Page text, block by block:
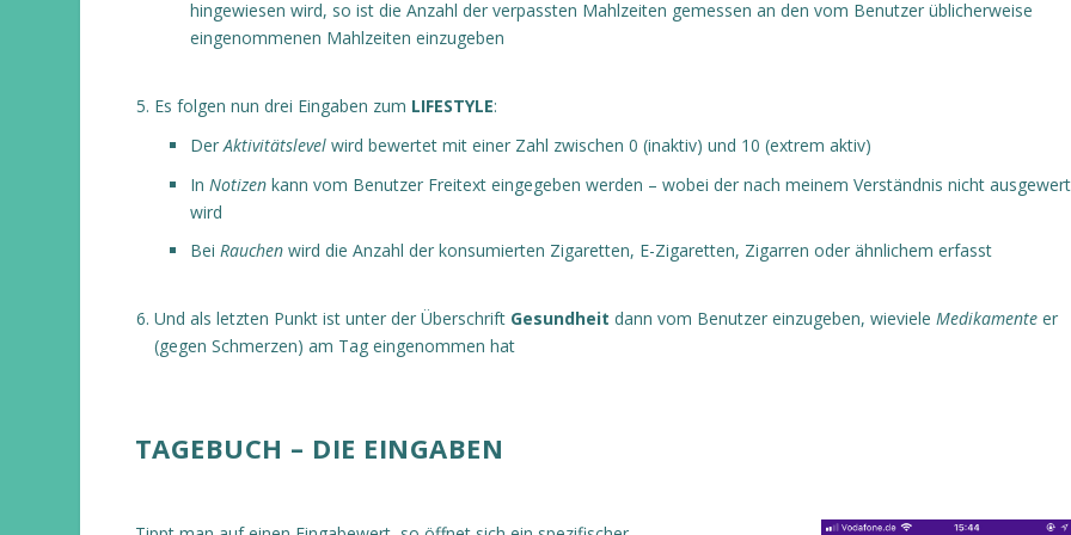
hingewiesen wird, so ist die Anzahl der verpassten Mahlzeiten gemessen an den vom Benutzer üblicherweise
eingenommenen Mahlzeiten einzugeben
Es folgen nun drei Eingaben zum LIFESTYLE:
DerAktivitätslevelwird bewertet mit einer Zahl zwischen 0 (inaktiv) und 10 (extrem aktiv)
In Notizenkann vom Benutzer Freitext eingegeben werden – wobei der nach meinem Verständnis nicht
wird
Bei Rauchenwird die Anzahl der konsumierten Zigaretten, E-Zigaretten, Zigarren oder ähnlichem erfasst
Und als letzten Punkt ist unter der Überschrift Gesundheit dann vom Benutzer einzugeben, wieviele Medikamenteer
(gegen Schmerzen) am Tag eingenommen hat
TAGEBUCH – DIE EINGABEN